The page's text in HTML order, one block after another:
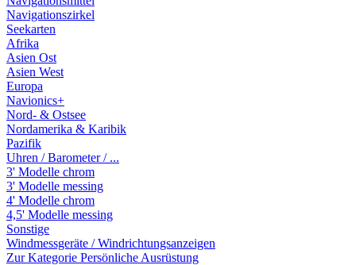
Navigationszirkel
Seekarten
Afrika
Asien Ost
Asien West
Europa
Navionics+
Nord- & Ostsee
Nordamerika & Karibik
Pazifik
Uhren / Barometer / ...
3' Modelle chrom
3' Modelle messing
4' Modelle chrom
4,5' Modelle messing
Sonstige
Windmessgeräte / Windrichtungsanzeigen
Zur Kategorie Persönliche Ausrüstung